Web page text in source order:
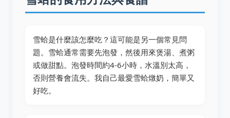
雪蛤是什麼該怎麼吃？這可能是另一個常見問
題。雪蛤通常需要先泡發，然後用來煲湯、煮粥
或做甜點。泡發時間約4-6小時，水溫別太高，
否則營養會流失。我自己最愛雪蛤燉奶，簡單又
好吃。